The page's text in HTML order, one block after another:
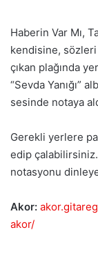
Haberin Var Mı,
kendisine, sözleri
çıkan plağında
“Sevda Yanığı”
sesinde notaya
Gerekli yerlere
edip
notasyonu
Akor:
akor/